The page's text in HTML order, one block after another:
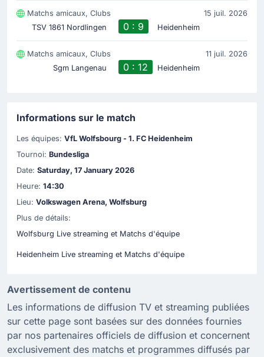
Matchs amicaux, Clubs
15 juil. 2026
TSV 1861 Nordlingen
0 : 9 Heidenheim
Matchs amicaux, Clubs
11 juil. 2026
Sgm Langenau
0 : 12 Heidenheim
Informations sur le match
Les équipes: VfL Wolfsbourg - 1. FC Heidenheim
Tournoi: Bundesliga
Date: Saturday, 17 January 2026
Heure: 14:30
Lieu: Volkswagen Arena, Wolfsburg
Plus de détails:
Wolfsburg Live streaming et Matchs d'équipe
Heidenheim Live streaming et Matchs d'équipe
Avertissement de contenu
Les informations de diffusion TV et streaming publiées
sur cette page sont basées sur des données fournies
par nos partenaires officiels de diffusion et concernent
exclusivement des matchs et programmes diffusés par